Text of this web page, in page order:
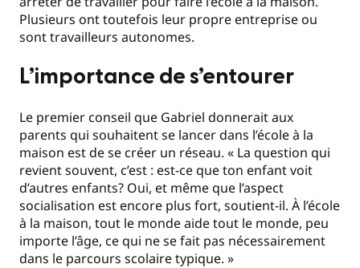
Plusieurs ont toutefois leur propre entreprise ou
sont travailleurs autonomes.
L’importance de s’entourer
Le premier conseil que Gabriel donnerait aux
parents qui souhaitent se lancer dans l’école à la
maison est de se créer un réseau. « La question qui
revient souvent, c’est : est-ce que ton enfant voit
d’autres enfants? Oui, et même que l’aspect
socialisation est encore plus fort, soutient-il. À l’école
à la maison, tout le monde aide tout le monde, peu
importe l’âge, ce qui ne se fait pas nécessairement
dans le parcours scolaire typique. »